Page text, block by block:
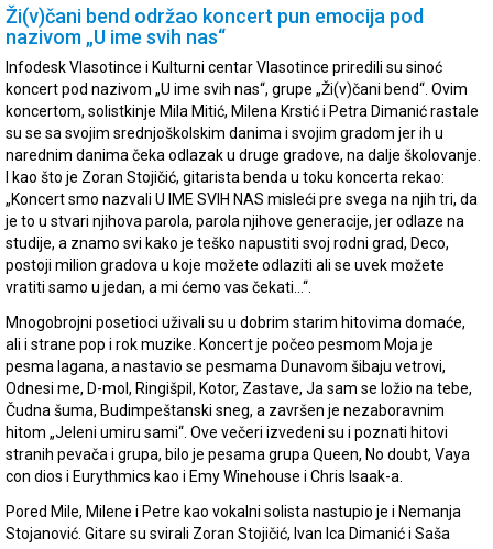
Ži(v)čani bend održao koncert pun emocija pod
nazivom „U ime svih nas“
Infodesk Vlasotince i Kulturni centar Vlasotince priredili su sinoć
koncert pod nazivom „U ime svih nas“, grupe „Ži(v)čani bend“. Ovim
koncertom, solistkinje Mila Mitić, Milena Krstić i Petra Dimanić rastale
su se sa svojim srednjoškolskim danima i svojim gradom jer ih u
narednim danima čeka odlazak u druge gradove, na dalje školovanje.
I kao što je Zoran Stojičić, gitarista benda u toku koncerta rekao:
„Koncert smo nazvali U IME SVIH NAS misleći pre svega na njih tri, da
je to u stvari njihova parola, parola njihove generacije, jer odlaze na
studije, a znamo svi kako je teško napustiti svoj rodni grad, Deco,
postoji milion gradova u koje možete odlaziti ali se uvek možete
vratiti samo u jedan, a mi ćemo vas čekati…“.
Mnogobrojni posetioci uživali su u dobrim starim hitovima domaće,
ali i strane pop i rok muzike. Koncert je počeo pesmom Moja je
pesma lagana, a nastavio se pesmama Dunavom šibaju vetrovi,
Odnesi me, D-mol, Ringišpil, Kotor, Zastave, Ja sam se ložio na tebe,
Čudna šuma, Budimpeštanski sneg, a završen je nezaboravnim
hitom „Jeleni umiru sami“. Ove večeri izvedeni su i poznati hitovi
stranih pevača i grupa, bilo je pesama grupa Queen, No doubt, Vaya
con dios i Eurythmics kao i Emy Winehouse i Chris Isaak-a.
Pored Mile, Milene i Petre kao vokalni solista nastupio je i Nemanja
Stojanović. Gitare su svirali Zoran Stojičić, Ivan Ica Dimanić i Saša